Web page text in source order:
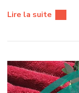
Lire la suite